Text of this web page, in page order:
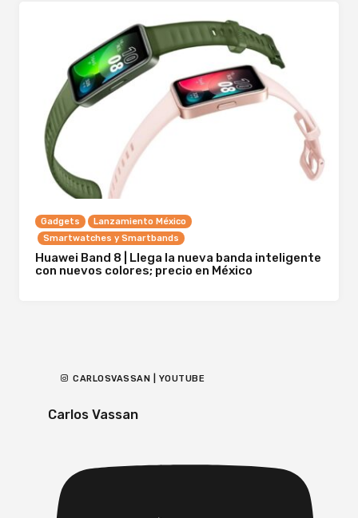
Gadgets
Lanzamiento México
Smartwatches y Smartbands
Huawei Band 8 | Llega la nueva banda inteligente
con nuevos colores; precio en México
CARLOSVASSAN | YOUTUBE
Carlos Vassan